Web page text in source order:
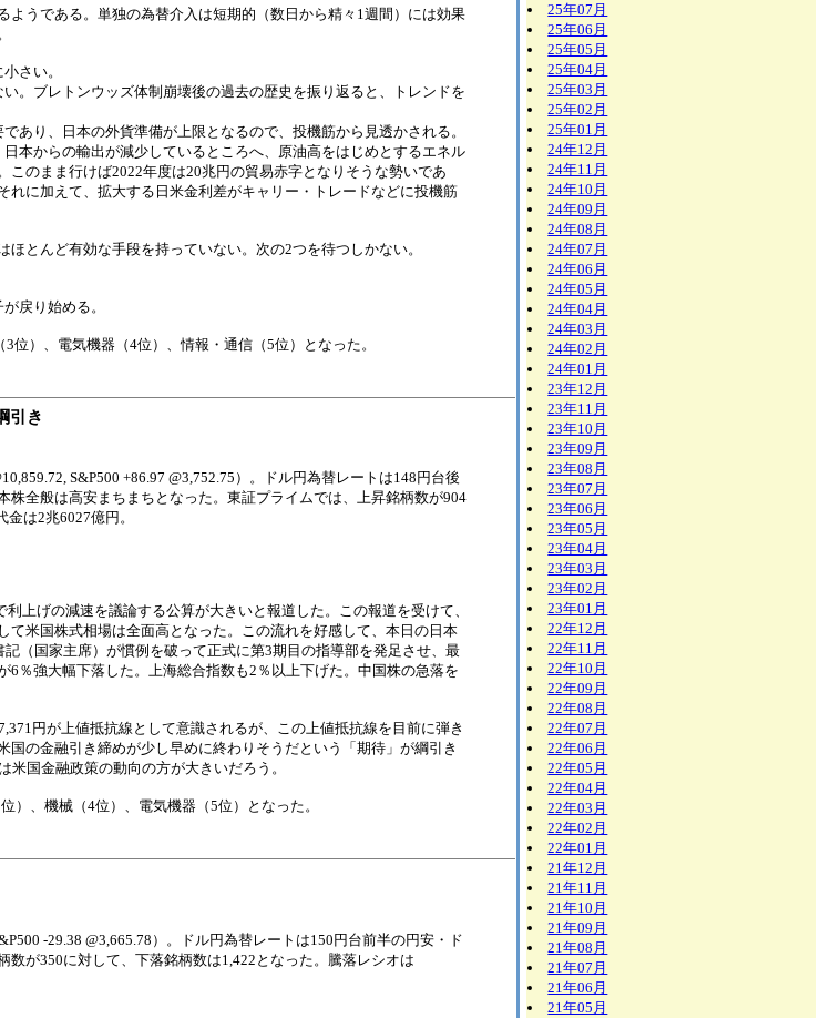
うである。単独の為替介入は短期的（数日から精々1週間）には効果
さい。
。ブレトンウッズ体制崩壊後の過去の歴史を振り返ると、トレンドを
あり、日本の外貨準備が上限となるので、投機筋から見透かされる。
本からの輸出が減少しているところへ、原油高をはじめとするエネル
のまま行けば2022年度は20兆円の貿易赤字となりそうな勢いであ
に加えて、拡大する日米金利差がキャリー・トレードなどに投機筋
とんど有効な手段を持っていない。次の2つを待つしかない。
戻り始める。
）、電気機器（4位）、情報・通信（5位）となった。
引き
S&P500 +86.97 @3,752.75）。ドル円為替レートは148円台後
全般は高安まちまちとなった。東証プライムでは、上昇銘柄数が904
は2兆6027億円。
上げの減速を議論する公算が大きいと報道した。この報道を受けて、
米国株式相場は全面高となった。この流れを好感して、本日の日本
（国家主席）が慣例を破って正式に第3期目の指導部を発足させ、最
％強大幅下落した。上海総合指数も2％以上下げた。中国株の急落を
円が上値抵抗線として意識されるが、この上値抵抗線を目前に弾き
の金融引き締めが少し早めに終わりそうだという「期待」が綱引き
国金融政策の動向の方が大きいだろう。
）、機械（4位）、電気機器（5位）となった。
-29.38 @3,665.78）。ドル円為替レートは150円台前半の円安・ド
が350に対して、下落銘柄数は1,422となった。騰落レシオは
25年07月
25年06月
25年05月
25年04月
25年03月
25年02月
25年01月
24年12月
24年11月
24年10月
24年09月
24年08月
24年07月
24年06月
24年05月
24年04月
24年03月
24年02月
24年01月
23年12月
23年11月
23年10月
23年09月
23年08月
23年07月
23年06月
23年05月
23年04月
23年03月
23年02月
23年01月
22年12月
22年11月
22年10月
22年09月
22年08月
22年07月
22年06月
22年05月
22年04月
22年03月
22年02月
22年01月
21年12月
21年11月
21年10月
21年09月
21年08月
21年07月
21年06月
21年05月